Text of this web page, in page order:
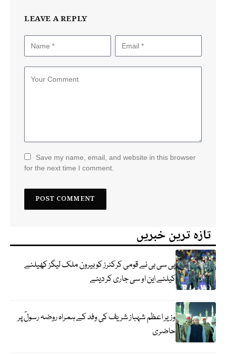
LEAVE A REPLY
Save my name, email, and website in this browser
for the next time I comment.
تازہ ترین خبریں
پی سی بی نے قومی کرکٹرز کو بیرون ملک لیگز کھیلنے
کیلئے این او سی جاری کر دیئے
وزیر اعظم شہباز شریف کی وفد کے ہمراہ روضہ رسولؐ پر
حاضری